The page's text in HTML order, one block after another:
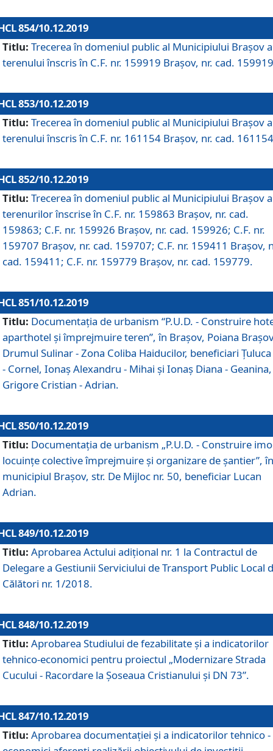
854/10.12.2019
Titlu: Trecerea în domeniul public al Municipiului Braşov a
terenului înscris în C.F. nr. 159919 Brașov, nr. cad.
853/10.12.2019
Titlu: Trecerea în domeniul public al Municipiului Braşov a
terenului înscris în C.F. nr. 161154 Brașov, nr. cad.
852/10.12.2019
Titlu: Trecerea în domeniul public al Municipiului Braşov a
terenurilor înscrise în C.F. nr. 159863 Brașov, nr. cad.
159863; C.F. nr. 159926 Brașov, nr. cad. 159926; C.F. nr.
159707 Brașov, nr. cad. 159707; C.F. nr. 159411 Brașov,
cad. 159411; C.F. nr. 159779 Brașov, nr. cad. 159779.
851/10.12.2019
Titlu: Documentaţia de urbanism “P.U.D. - Construire
aparthotel şi împrejmuire teren”, în Braşov, Poiana
Drumul Sulinar - Zona Coliba Haiducilor, beneficiari
- Cornel, Ionaş Alexandru - Mihai şi Ionaş Diana - Geanina,
Grigore Cristian - Adrian.
850/10.12.2019
Titlu: Documentaţia de urbanism „P.U.D. - Construire
locuințe colective împrejmuire și organizare de șantier”, în
municipiul Braşov, str. De Mijloc nr. 50, beneficiar Lucan
Adrian.
849/10.12.2019
Titlu: Aprobarea Actului adiţional nr. 1 la Contractul de
Delegare a Gestiunii Serviciului de Transport Public Local
Călători nr. 1/2018.
848/10.12.2019
Titlu: Aprobarea Studiului de fezabilitate şi a indicatorilor
tehnico-economici pentru proiectul „Modernizare Strada
Cucului - Racordare la Șoseaua Cristianului și DN 73”.
847/10.12.2019
Titlu: Aprobarea documentației și a indicatorilor tehnico -